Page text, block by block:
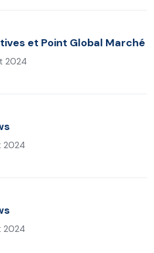
et Point Global Marché
2024
2024
2024